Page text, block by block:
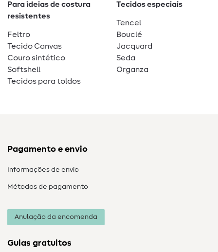
Para ideias de costura
resistentes
Feltro
Tecido Canvas
Couro sintético
Softshell
Tecidos para toldos
Tecidos especiais
Tencel
Bouclé
Jacquard
Seda
Organza
Pagamento e envio
Informações de envio
Métodos de pagamento
Anulação da encomenda
Guias gratuitos